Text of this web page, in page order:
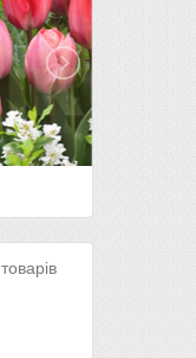
товарiв